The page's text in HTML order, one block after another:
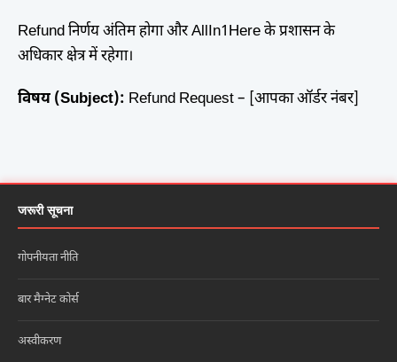
Refund निर्णय अंतिम होगा और AllIn1Here के प्रशासन के
अधिकार क्षेत्र में रहेगा।
विषय (Subject): Refund Request – [आपका ऑर्डर नंबर]
जरूरी सूचना
गोपनीयता नीति
बार मैग्नेट कोर्स
अस्वीकरण